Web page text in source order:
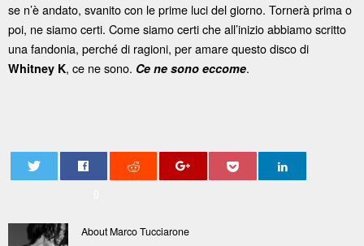
se n’è andato, svanito con le prime luci del giorno. Tornerà prima o
poi, ne siamo certi. Come siamo certi che all’inizio abbiamo scritto
una fandonia, perché di ragioni, per amare questo disco di
Whitney K, ce ne sono. Ce ne sono eccome.
About Marco Tucciarone